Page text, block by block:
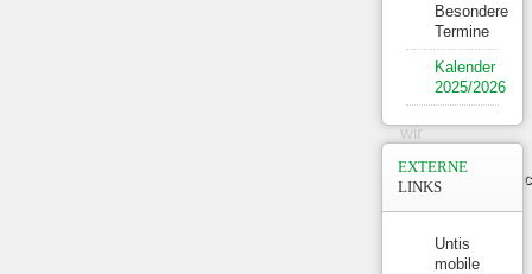
Damit
müssen
wir
Besondere
Termine
Kalender
2025/2026
EXTERNE
LINKS
Untis
mobile